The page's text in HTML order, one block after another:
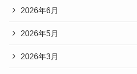
2026年6月
2026年5月
2026年3月